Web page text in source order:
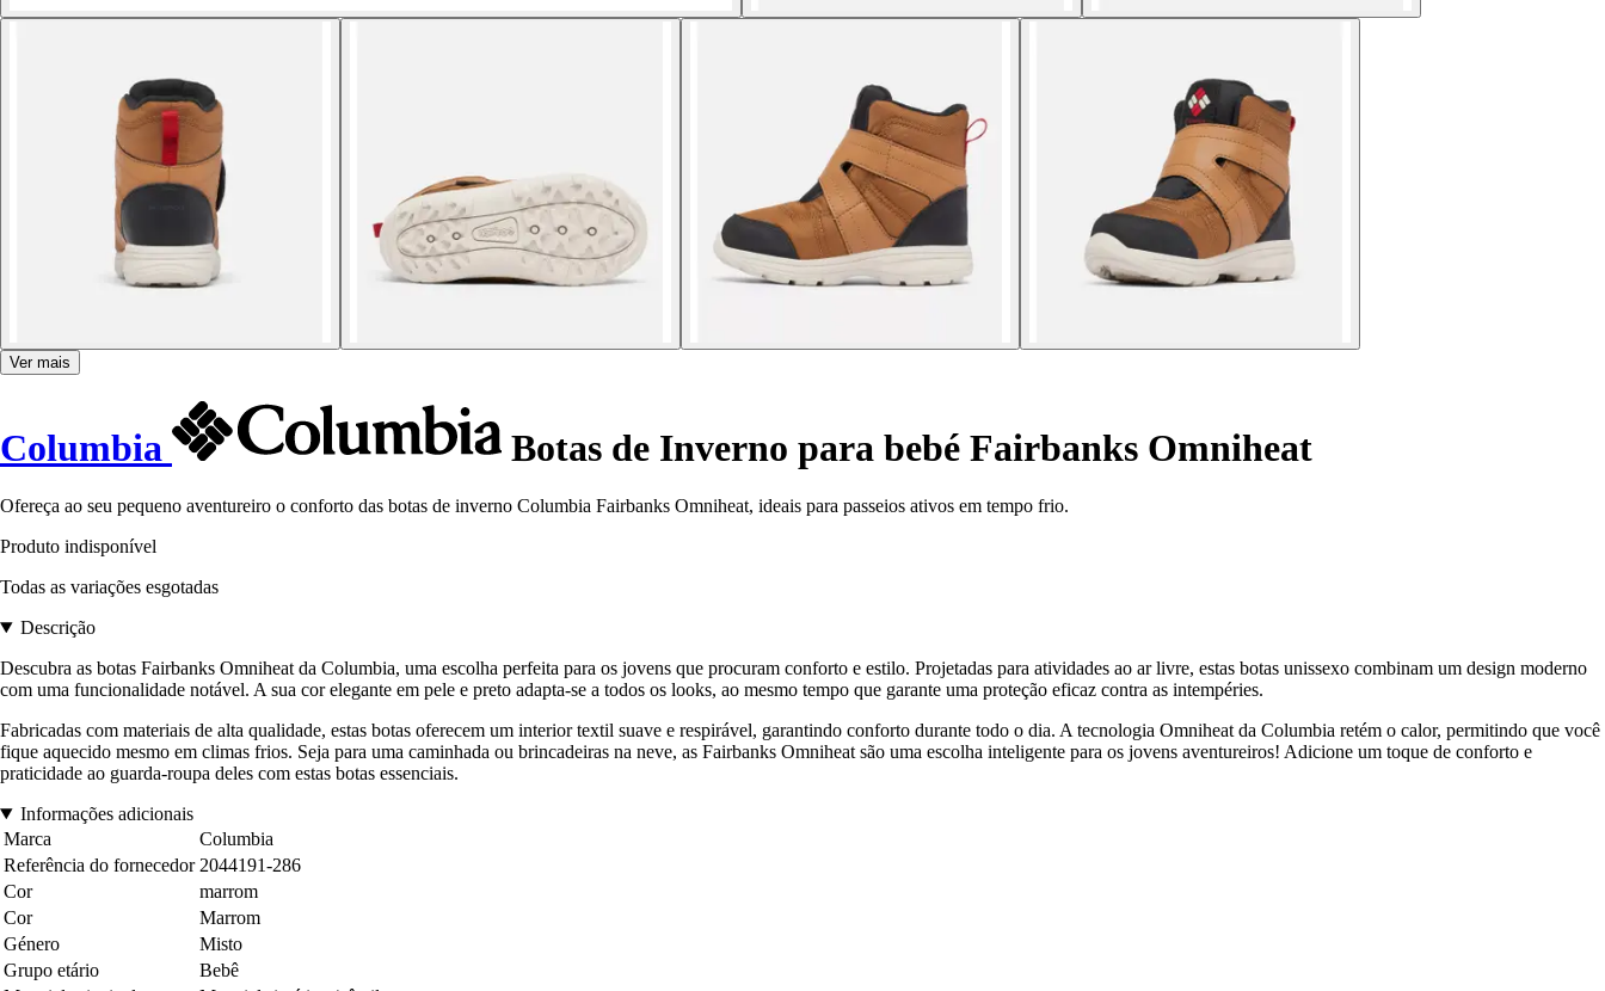
Ver mais
Columbia Botas de Inverno para bebé Fairbanks Omniheat
Ofereça ao seu pequeno aventureiro o conforto das botas de inverno Columbia Fairbanks Omniheat, ideais para passeios ativos em tempo frio.
Produto indisponível
Todas as variações esgotadas
Descrição
Descubra as botas Fairbanks Omniheat da Columbia, uma escolha perfeita para os jovens que procuram conforto e estilo. Projetadas para atividades ao ar livre, estas botas unissexo combinam um design moderno
com uma funcionalidade notável. A sua cor elegante em pele e preto adapta-se a todos os looks, ao mesmo tempo que garante uma proteção eficaz contra as intempéries.
Fabricadas com materiais de alta qualidade, estas botas oferecem um interior textil suave e respirável, garantindo conforto durante todo o dia. A tecnologia Omniheat da Columbia retém o calor, permitindo que você
fique aquecido mesmo em climas frios. Seja para uma caminhada ou brincadeiras na neve, as Fairbanks Omniheat são uma escolha inteligente para os jovens aventureiros! Adicione um toque de conforto e
praticidade ao guarda-roupa deles com estas botas essenciais.
Informações adicionais
Marca
Columbia
Referência do fornecedor 2044191-286
Cor
marrom
Cor
Marrom
Género
Misto
Grupo etário
Bebê